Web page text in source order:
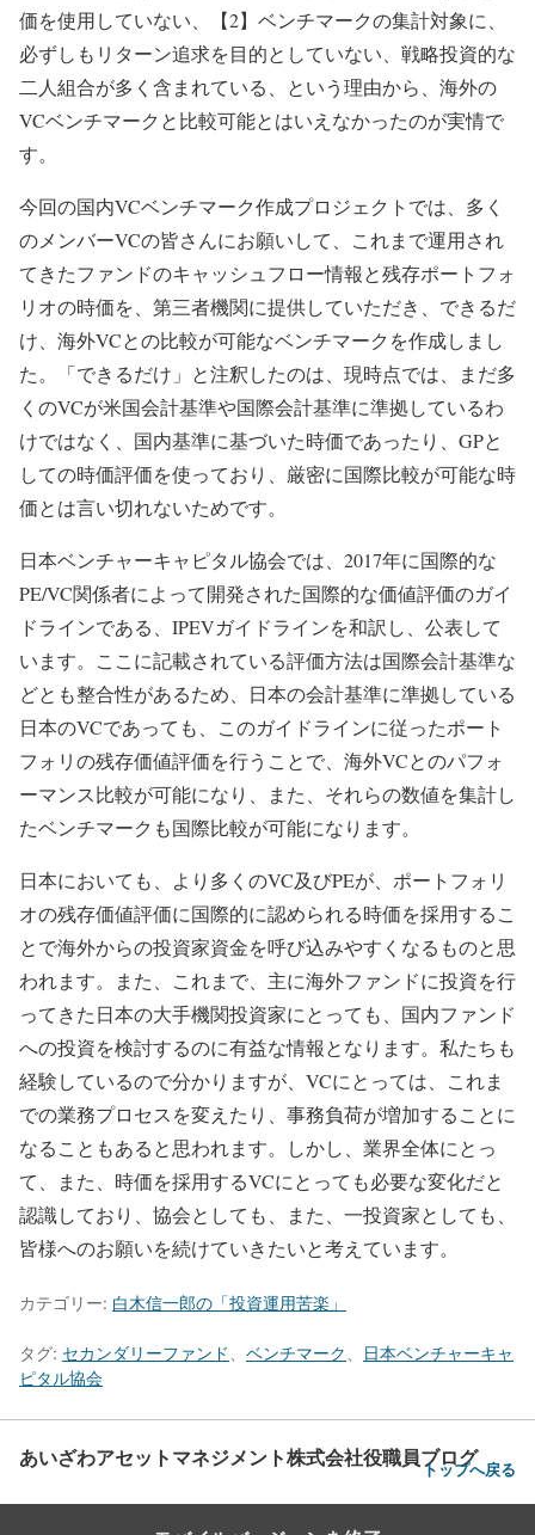
価を使用していない、【2】ベンチマークの集計対象に、
必ずしもリターン追求を目的としていない、戦略投資的な
二人組合が多く含まれている、という理由から、海外の
VCベンチマークと比較可能とはいえなかったのが実情で
す。
今回の国内VCベンチマーク作成プロジェクトでは、多く
のメンバーVCの皆さんにお願いして、これまで運用され
てきたファンドのキャッシュフロー情報と残存ポートフォ
リオの時価を、第三者機関に提供していただき、できるだ
け、海外VCとの比較が可能なベンチマークを作成しまし
た。「できるだけ」と注釈したのは、現時点では、まだ多
くのVCが米国会計基準や国際会計基準に準拠しているわ
けではなく、国内基準に基づいた時価であったり、GPと
しての時価評価を使っており、厳密に国際比較が可能な時
価とは言い切れないためです。
日本ベンチャーキャピタル協会では、2017年に国際的な
PE/VC関係者によって開発された国際的な価値評価のガイ
ドラインである、IPEVガイドラインを和訳し、公表して
います。ここに記載されている評価方法は国際会計基準な
どとも整合性があるため、日本の会計基準に準拠している
日本のVCであっても、このガイドラインに従ったポート
フォリの残存価値評価を行うことで、海外VCとのパフォ
ーマンス比較が可能になり、また、それらの数値を集計し
たベンチマークも国際比較が可能になります。
日本においても、より多くのVC及びPEが、ポートフォリ
オの残存価値評価に国際的に認められる時価を採用するこ
とで海外からの投資家資金を呼び込みやすくなるものと思
われます。また、これまで、主に海外ファンドに投資を行
ってきた日本の大手機関投資家にとっても、国内ファンド
への投資を検討するのに有益な情報となります。私たちも
経験しているので分かりますが、VCにとっては、これま
での業務プロセスを変えたり、事務負荷が増加することに
なることもあると思われます。しかし、業界全体にとっ
て、また、時価を採用するVCにとっても必要な変化だと
認識しており、協会としても、また、一投資家としても、
皆様へのお願いを続けていきたいと考えています。
カテゴリー: 白木信一郎の「投資運用苦楽」
タグ: セカンダリーファンド ベンチマーク
日本ベンチャーキャ
ピタル協会
あいざわアセットマネジメント株式会社役職員ブログ
トップへ戻る